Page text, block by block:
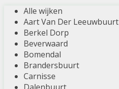
Alle wijken
Aart Van Der Leeuwbuurt
Berkel Dorp
Beverwaard
Bomendal
Brandersbuurt
Carnisse